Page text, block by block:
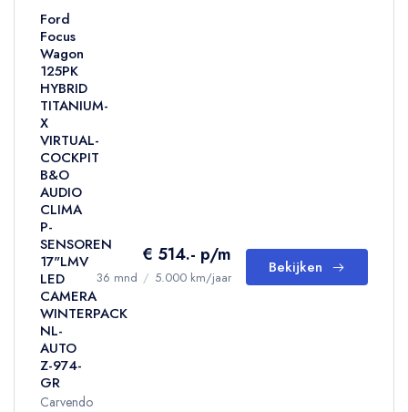
Ford
Focus
Wagon
125PK
HYBRID
TITANIUM-
X
VIRTUAL-
COCKPIT
B&O
AUDIO
CLIMA
P-
SENSOREN
17"LMV
LED
CAMERA
WINTERPACK
NL-
AUTO
Z-974-
GR
Carvendo
€ 514.- p/m
36 mnd / 5.000 km/jaar
Bekijken